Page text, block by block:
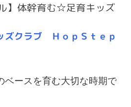
】体幹育む☆足育キッズ
ズクラブ ＨｏｐＳｔｅｐ
ベースを育む大切な時期で